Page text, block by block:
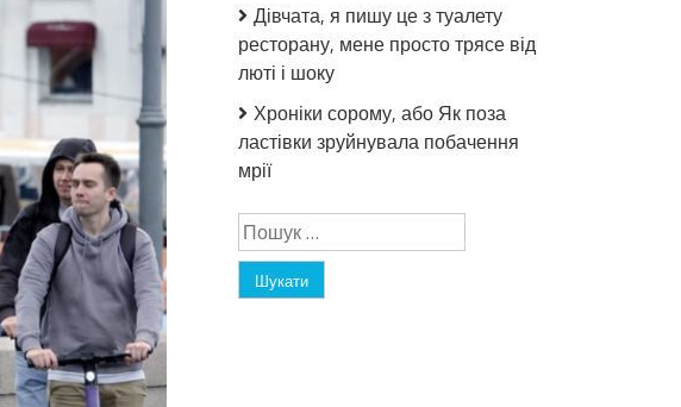
Дівчата, я пишу це з туалету
ресторану, мене просто трясе від
люті і шоку
Хроніки сорому, або Як поза
ластівки зруйнувала побачення
мрії
Пошук: